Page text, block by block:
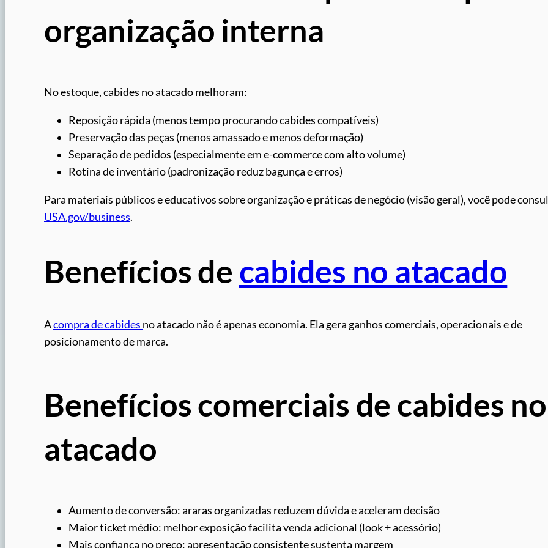
organização interna
No estoque, cabides no atacado melhoram:
Reposição rápida (menos tempo procurando cabides compatíveis)
Preservação das peças (menos amassado e menos deformação)
Separação de pedidos (especialmente em e-commerce com alto volume)
Rotina de inventário (padronização reduz bagunça e erros)
Para materiais públicos e educativos sobre organização e práticas de negócio (visão geral), você pode
USA.gov/business.
Benefícios de cabides no atacado
Acompra de cabides no atacado não é apenas economia. Ela gera ganhos comerciais, operacionais e de
posicionamento de marca.
Benefícios comerciais de cabides no
atacado
Aumento de conversão: araras organizadas reduzem dúvida e aceleram decisão
Maior ticket médio: melhor exposição facilita venda adicional (look + acessório)
Mais confiança no preço: apresentação consistente sustenta margem